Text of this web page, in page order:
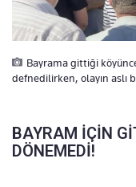
Bayrama gittiği
defnedilirken, olayın aslı
BAYRAM İÇİN
DÖNEMEDİ!